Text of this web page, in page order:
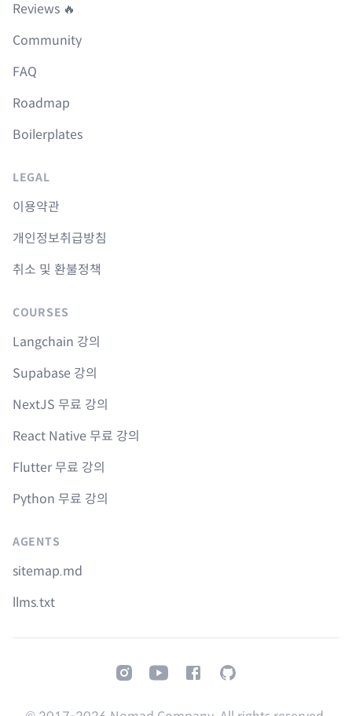
Reviews 🔥
Community
FAQ
Roadmap
Boilerplates
LEGAL
이용약관
개인정보취급방침
취소 및 환불정책
COURSES
Langchain 강의
Supabase 강의
NextJS 무료 강의
React Native 무료 강의
Flutter 무료 강의
Python 무료 강의
AGENTS
sitemap.md
llms.txt
InstagramYoutubeFacebookGitHub